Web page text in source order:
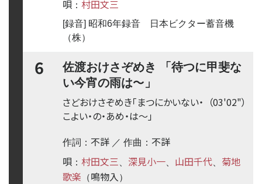
唄 ： 村田文三
[録音] 昭和6年録音 日本ビクター蓄音機
（株）
6
佐渡おけさぞめき 「待つに甲斐な
い今宵の雨は〜 」
（03'02"）
さどおけさぞめき「まつにかいない・
こよい・の・あめ・は〜 」
作詞： 不詳 ／ 作曲： 不詳
唄 ： 村田文三 深見小一 山田千代
菊地
歌楽 （鳴物入 ）